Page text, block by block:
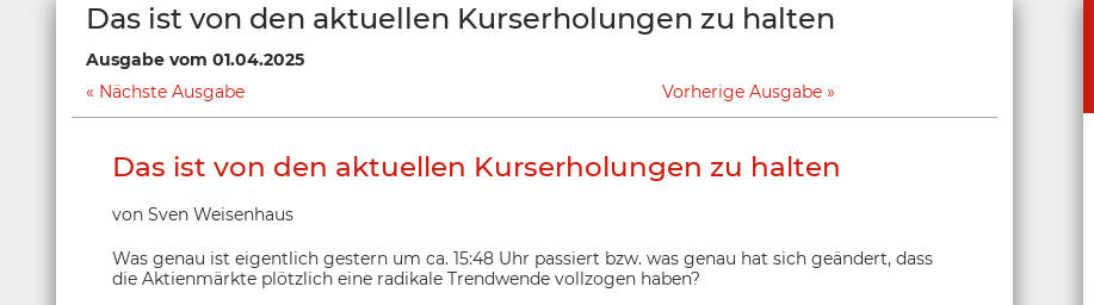
Das ist von den aktuellen Kurserholungen zu halten
Ausgabe vom 01.04.2025
Nächste Ausgabe
Vorherige Ausgabe
Das ist von den aktuellen Kurserholungen zu halten
von Sven Weisenhaus
Was genau ist eigentlich gestern um ca. 15:48 Uhr passiert bzw. was genau hat sich geändert, dass
die Aktienmärkte plötzlich eine radikale Trendwende vollzogen haben?